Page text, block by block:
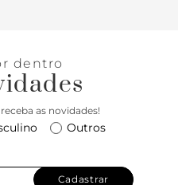
dentro
as novidades!
Outros
Cadastrar